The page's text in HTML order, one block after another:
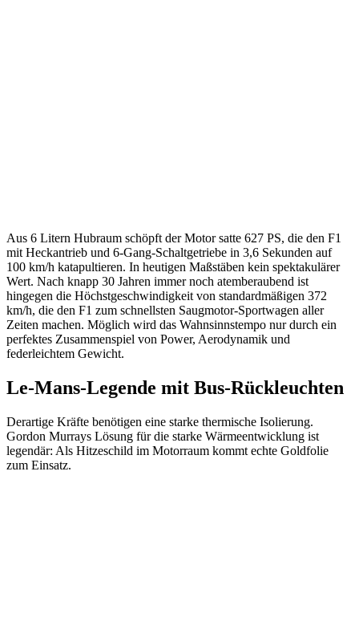
Aus 6 Litern Hubraum schöpft der Motor satte 627 PS, die den F1
mit Heckantrieb und 6-Gang-Schaltgetriebe in 3,6 Sekunden auf
100 km/h katapultieren. In heutigen Maßstäben kein spektakulärer
Wert. Nach knapp 30 Jahren immer noch atemberaubend ist
hingegen die Höchstgeschwindigkeit von standardmäßigen 372
km/h, die den F1 zum schnellsten Saugmotor-Sportwagen aller
Zeiten machen. Möglich wird das Wahnsinnstempo nur durch ein
perfektes Zusammenspiel von Power, Aerodynamik und
federleichtem Gewicht.
Le-Mans-Legende mit Bus-Rückleuchten
Derartige Kräfte benötigen eine starke thermische Isolierung.
Gordon Murrays Lösung für die starke Wärmeentwicklung ist
legendär: Als Hitzeschild im Motorraum kommt echte Goldfolie
zum Einsatz.